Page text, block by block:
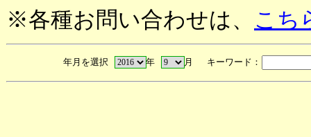
※各種お問い合わせは、 こち
年月を選択 年 月 キーワード：